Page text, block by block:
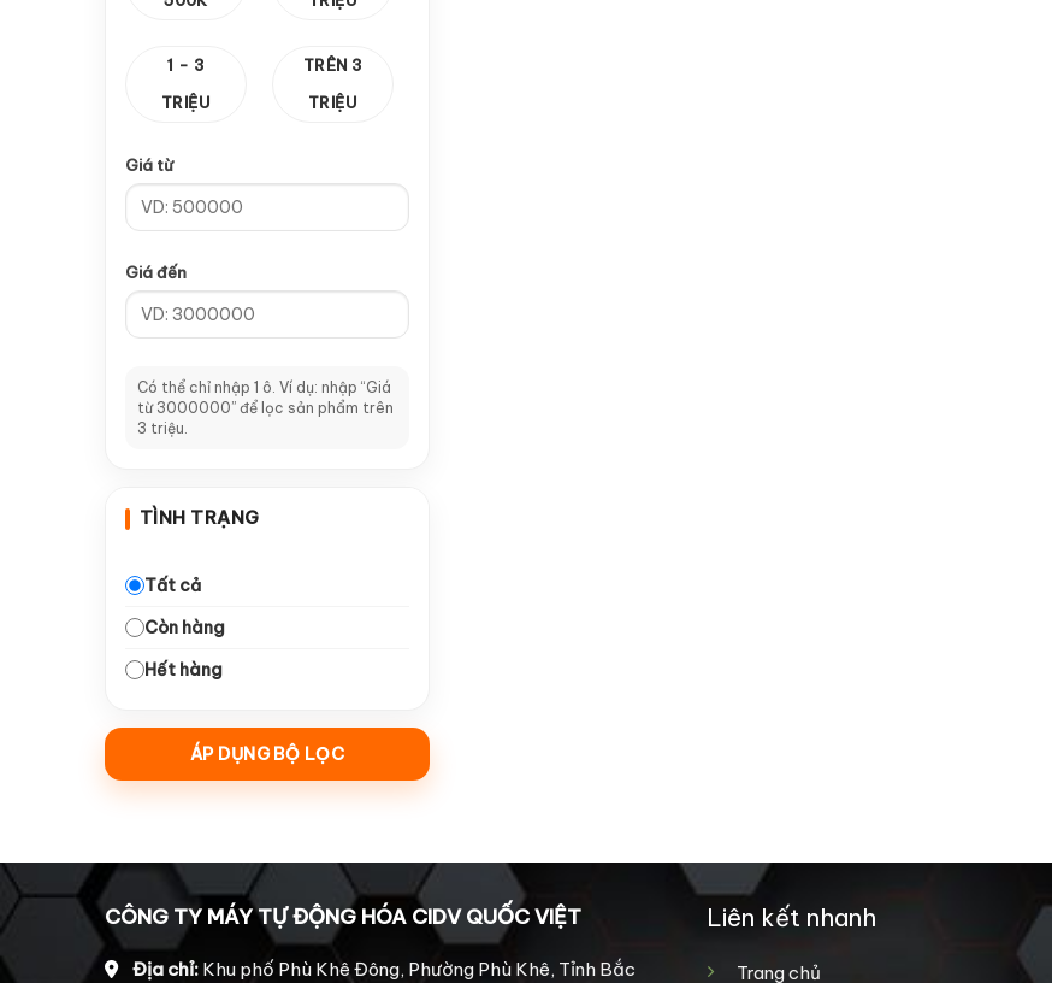
—Thanh răng
—
—Card V5 1
—Card V8
— Card V9
—Tay cầm A11 2
—Dao CNC & Đầu Kẹp
— Dao Tideway
—Collet giữ dao
— Dao đục gỗ
—Dao ngành quảng cáo
—Động Cơ & Driver 21
—Động cơ bước 860 5
— Động cơ Leadshine
HBS 758
1
—Động cơ Leadshine
4
1 - 3
TRIỆU
TRÊN 3
TRIỆU
Giá từ
Giá đến
Có thể chỉ nhập 1 ô. Ví dụ: nhập “Giá
từ 3000000” để lọc sản phẩm trên
3 triệu.
TÌNH TRẠNG
Tất cả
Còn hàng
Hết hàng
ÁP DỤNG BỘ LỌC
CÔNG TY MÁY TỰ ĐỘNG HÓA CIDV QUỐC VIỆT
Địa chỉ: Khu phố Phù Khê Đông, Phường Phù Khê, Tỉnh Bắc
Liên kết nhanh
Trang chủ